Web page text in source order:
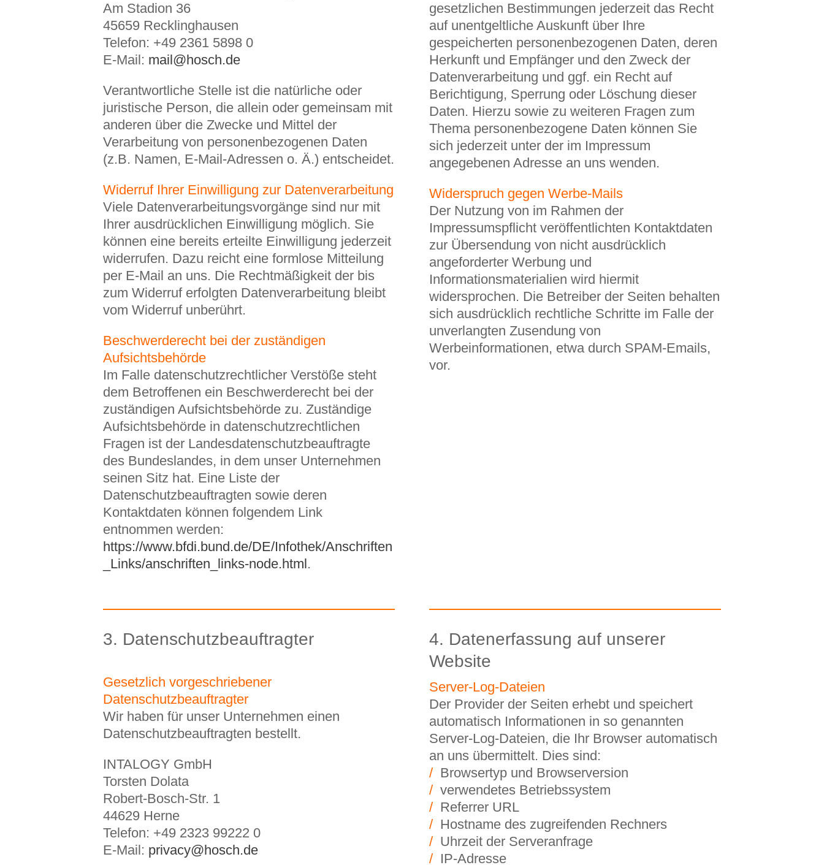
Am Stadion 36
45659 Recklinghausen
Telefon: +49 2361 5898 0
E-Mail: mail@hosch.de
Verantwortliche Stelle ist die natürliche oder
juristische Person, die allein oder gemeinsam mit
anderen über die Zwecke und Mittel der
Verarbeitung von personenbezogenen Daten
(z.B. Namen, E-Mail-Adressen o. Ä.) entscheidet.
Widerruf Ihrer Einwilligung zur Datenverarbeitung
Viele Datenverarbeitungsvorgänge sind nur mit
Ihrer ausdrücklichen Einwilligung möglich. Sie
können eine bereits erteilte Einwilligung jederzeit
widerrufen. Dazu reicht eine formlose Mitteilung
per E-Mail an uns. Die Rechtmäßigkeit der bis
zum Widerruf erfolgten Datenverarbeitung bleibt
vom Widerruf unberührt.
Beschwerderecht bei der zuständigen
Aufsichtsbehörde
Im Falle datenschutzrechtlicher Verstöße steht
dem Betroffenen ein Beschwerderecht bei der
zuständigen Aufsichtsbehörde zu. Zuständige
Aufsichtsbehörde in datenschutzrechtlichen
Fragen ist der Landesdatenschutzbeauftragte
des Bundeslandes, in dem unser Unternehmen
seinen Sitz hat. Eine Liste der
Datenschutzbeauftragten sowie deren
Kontaktdaten können folgendem Link
entnommen werden:
https://www.bfdi.bund.de/DE/Infothek/Anschriften
_Links/anschriften_links-node.html .
gesetzlichen Bestimmungen jederzeit das Recht
auf unentgeltliche Auskunft über Ihre
gespeicherten personenbezogenen Daten, deren
Herkunft und Empfänger und den Zweck der
Datenverarbeitung und ggf. ein Recht auf
Berichtigung, Sperrung oder Löschung dieser
Daten. Hierzu sowie zu weiteren Fragen zum
Thema personenbezogene Daten können Sie
sich jederzeit unter der im Impressum
angegebenen Adresse an uns wenden.
Widerspruch gegen Werbe-Mails
Der Nutzung von im Rahmen der
Impressumspflicht veröffentlichten Kontaktdaten
zur Übersendung von nicht ausdrücklich
angeforderter Werbung und
Informationsmaterialien wird hiermit
widersprochen. Die Betreiber der Seiten behalten
sich ausdrücklich rechtliche Schritte im Falle der
unverlangten Zusendung von
Werbeinformationen, etwa durch SPAM-Emails,
vor.
3. Datenschutzbeauftragter
Gesetzlich vorgeschriebener
Datenschutzbeauftragter
Wir haben für unser Unternehmen einen
Datenschutzbeauftragten bestellt.
INTALOGY GmbH
Torsten Dolata
Robert-Bosch-Str. 1
44629 Herne
Telefon: +49 2323 99222 0
E-Mail: privacy@hosch.de
4. Datenerfassung auf unserer
Website
Server-Log-Dateien
Der Provider der Seiten erhebt und speichert
automatisch Informationen in so genannten
Server-Log-Dateien, die Ihr Browser automatisch
an uns übermittelt. Dies sind:
/ Browsertyp und Browserversion
/ verwendetes Betriebssystem
/ Referrer URL
/ Hostname des zugreifenden Rechners
/ Uhrzeit der Serveranfrage
/ IP-Adresse